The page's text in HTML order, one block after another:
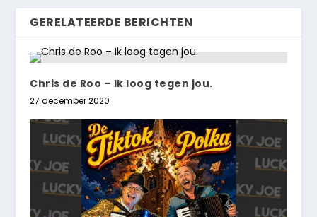
GERELATEERDE BERICHTEN
Chris de Roo – Ik loog tegen jou.
27 december 2020